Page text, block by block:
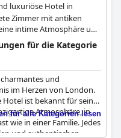
luxuriöse Hotel in
Zimmer mit antiken
intime Atmosphäre und
und raffiniertes
für die Kategorie
und
im Herzen von London.
Hotel ist bekannt für seine
Atmosphäre, in
wie in einer Familie. Jedes
und authentischen
für alle Kategorien lesen